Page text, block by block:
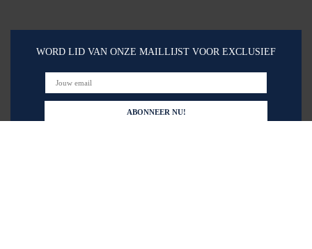
WORD LID VAN ONZE MAILLIJST VOOR EXCLUSIEF